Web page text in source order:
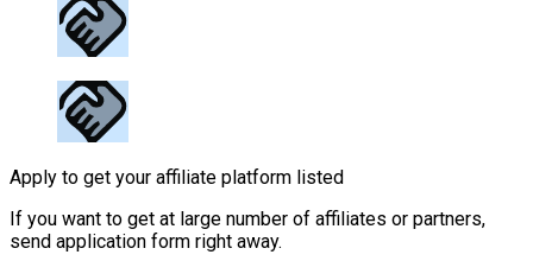
Apply to get your affiliate platform listed
If you want to get at large number of affiliates or partners,
send application form right away.